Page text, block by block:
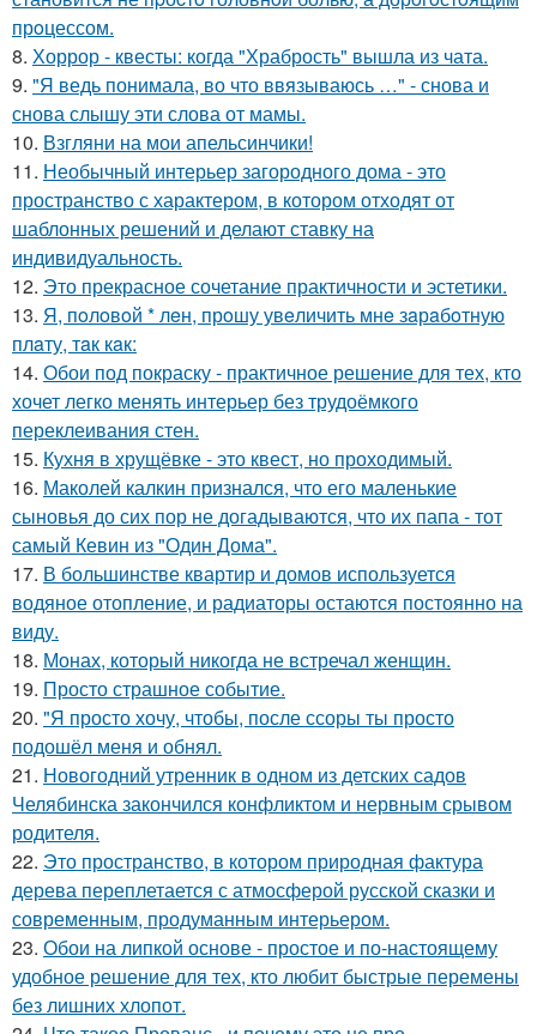
прoцессом.
8. Хоррор - квесты: когда "Храбрость" вышла из чата.
9. "Я ведь понимала, во что ввязываюсь …" - снова и
снова слышу эти слова от мамы.
10. Взгляни на мои апельсинчики!
11. Необычный интерьер загородного дома - это
пространство с характером, в котором отходят от
шаблонных решений и делают ставку на
индивидуальность.
12. Это прекрасное сочетание практичности и эстетики.
13. Я, пoлoвoй * лeн, прoшу увeличить мнe зaрaбoтную
плaту, тaк кaк:
14. Обои под покраску - практичное решение для тех, кто
хочет легко менять интерьер без трудоёмкого
переклеивания стен.
15. Кухня в хрущёвке - это квест, но проходимый.
16. Маколей калкин признался, что его маленькие
сыновья до сих пор не догадываются, что их папа - тот
самый Кевин из "Один Дома".
17. В большинстве квартир и домов используется
водяное отопление, и радиаторы остаются постоянно на
виду.
18. Монах, который никогда не встречал женщин.
19. Просто страшное событие.
20. "Я просто хочу, чтобы, после ссоры ты просто
подошёл меня и обнял.
21. Новогодний утренник в одном из детских садов
Челябинска закончился конфликтом и нервным срывом
родителя.
22. Это пространство, в котором природная фактура
дерева переплетается с атмосферой русской сказки и
современным, продуманным интерьером.
23. Обои на липкой основе - простое и по-настоящему
удобное решение для тех, кто любит быстрые перемены
без лишних хлопот.